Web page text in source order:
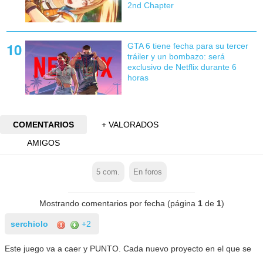
2nd Chapter
GTA 6 tiene fecha para su tercer
tráiler y un bombazo: será
exclusivo de Netflix durante 6
horas
COMENTARIOS
+ VALORADOS
AMIGOS
5 com. En foros
Mostrando comentarios por fecha (página 1de 1)
serchiolo +2
Este juego va a caer y PUNTO. Cada nuevo proyecto en el que se